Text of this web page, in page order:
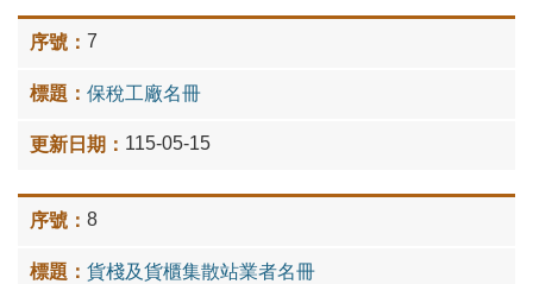
7
保稅工廠名冊
115-05-15
8
貨棧及貨櫃集散站業者名冊